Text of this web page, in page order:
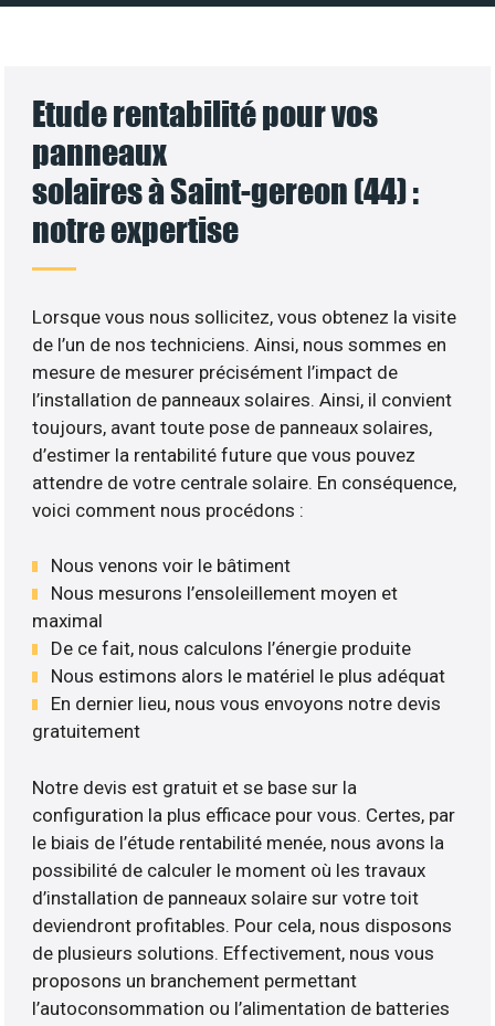
Etude rentabilité pour vos
panneaux
solaires à Saint-gereon (44) :
notre expertise
Lorsque vous nous sollicitez, vous obtenez la visite
de l’un de nos techniciens. Ainsi, nous sommes en
mesure de mesurer précisément l’impact de
l’installation de panneaux solaires. Ainsi, il convient
toujours, avant toute pose de panneaux solaires,
d’estimer la rentabilité future que vous pouvez
attendre de votre centrale solaire. En conséquence,
voici comment nous procédons :
Nous venons voir le bâtiment
Nous mesurons l’ensoleillement moyen et
maximal
De ce fait, nous calculons l’énergie produite
Nous estimons alors le matériel le plus adéquat
En dernier lieu, nous vous envoyons notre devis
gratuitement
Notre devis est gratuit et se base sur la
configuration la plus efficace pour vous. Certes, par
le biais de l’étude rentabilité menée, nous avons la
possibilité de calculer le moment où les travaux
d’installation de panneaux solaire sur votre toit
deviendront profitables. Pour cela, nous disposons
de plusieurs solutions. Effectivement, nous vous
proposons un branchement permettant
l’autoconsommation ou l’alimentation de batteries